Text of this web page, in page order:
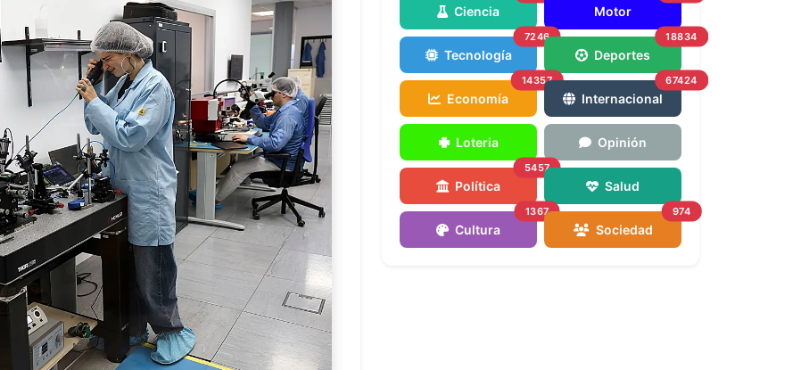
Ciencia Motor
Tecnología
7246
Deportes
18834
Economía
14357
Internacional
67424
Loteria Opinión
Política
5457
Salud
Cultura
1367
Sociedad
974